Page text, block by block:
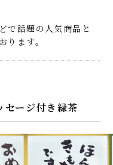
で話題の人気商品と
ります。
セージ付き緑茶